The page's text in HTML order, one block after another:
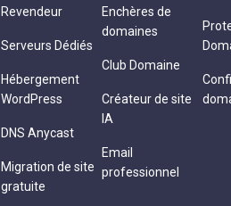
Revendeur
Serveurs Dédiés
Hébergement
WordPress
DNS Anycast
Migration de site
gratuite
Enchères de
domaines
Club Domaine
Créateur de site
IA
Email
professionnel